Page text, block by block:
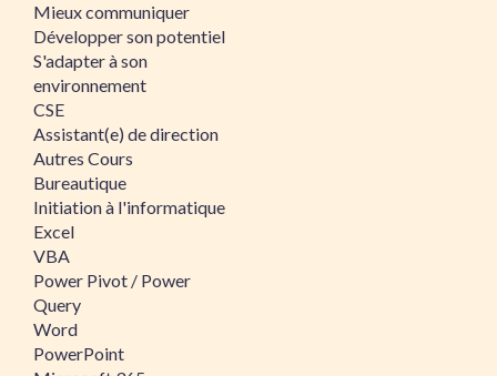
Mieux communiquer
Développer son potentiel
S'adapter à son
environnement
CSE
Assistant(e) de direction
Autres Cours
Bureautique
Initiation à l'informatique
Excel
VBA
Power Pivot / Power
Query
Word
PowerPoint